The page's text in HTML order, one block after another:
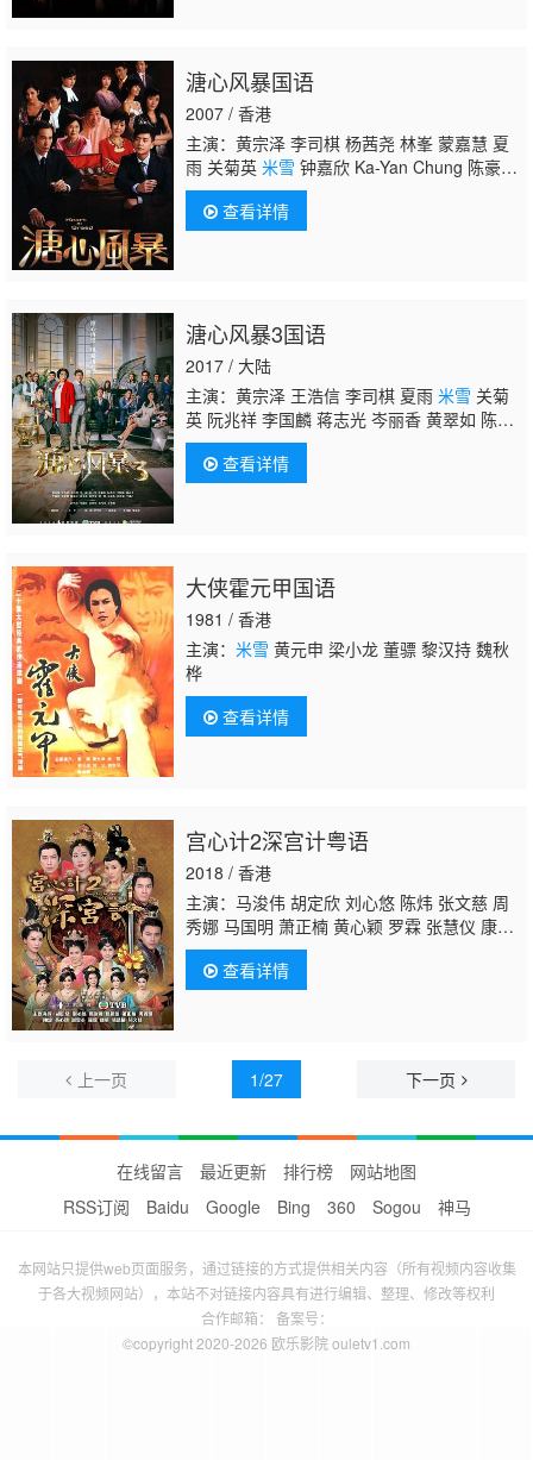
溏心风暴国语
2007 / 香港
主演：黄宗泽 李司棋 杨茜尧 林峯 蒙嘉慧 夏
雨 关菊英 米雪 钟嘉欣 Ka-Yan Chung 陈豪
Moses Chan 阮兆祥 Louis Yuen 陈法拉 Fala
Chen 黎诺懿 Lok-Yi Lai 张松枝 Deno
Cheung
查看详情
溏心风暴3国语
2017 / 大陆
主演：黄宗泽 王浩信 李司棋 夏雨 米雪 关菊
英 阮兆祥 李国麟 蒋志光 岑丽香 黄翠如 陈敏
之 唐文龙 李忠希 马浚伟 周骢 庄锶敏 李成
昌 吴家乐 胡琳 梁舜燕 陈智燊 韩马利 苗可
秀 郑希怡 冯盈盈 黄嘉乐 韦家雄 欧阳巧莹 杨
荣峻 杜燕歌 叶凯茵 周宝霖 朱敏瀚 何伟业 林
淑敏 莫家淦 卫志豪 吴香伦 林伊丽 郭千瑜 陈
伟琪 朱智贤 曹思诗
查看详情
大侠霍元甲国语
1981 / 香港
主演： 米雪 黄元申 梁小龙 董骠 黎汉持 魏秋
桦
查看详情
宫心计2深宫计粤语
2018 / 香港
主演：马浚伟 胡定欣 刘心悠 陈炜 张文慈 周
秀娜 马国明 萧正楠 黄心颖 罗霖 张慧仪 康
华米雪李龙基 吕珊 韩马利 潘冠霖 李天翔 陆
诗韵 张达伦 曾伟权 谢雪心 赖慰玲 李美慧 韦
家雄 关伟伦 黄得生 袁文杰 李忠希 邵卓尧 王
查看详情
上一页 1/27 下一页
在线留言 最近更新 排行榜
网站地图
RSS订阅
Baidu Google Bing 360 Sogou 神马
本网站只提供web页面服务，通过链接的方式提供相关内容（所有视频内容收集
于各大视频网站），本站不对链接内容具有进行编辑、整理、修改等权利
合作邮箱： 备案号：
©copyright 2020-2026 欧乐影院 ouletv1.com